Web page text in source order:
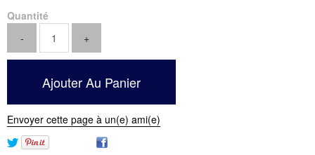
Quantité
Envoyer cette page à un(e) ami(e)